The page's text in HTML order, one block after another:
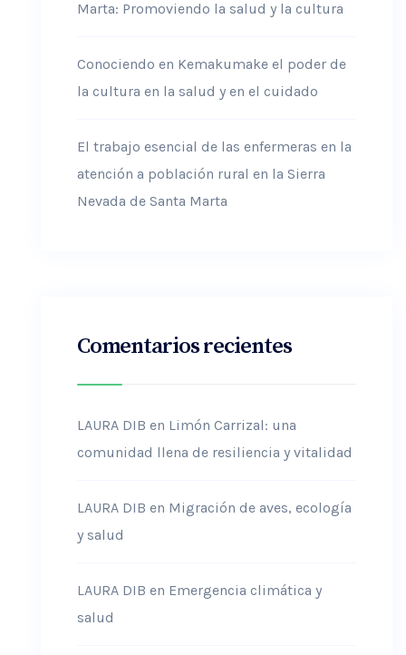
Marta: Promoviendo la salud y la cultura
Conociendo en Kemakumake el poder de
la cultura en la salud y en el cuidado
El trabajo esencial de las enfermeras en la
atención a población rural en la Sierra
Nevada de Santa Marta
Comentarios recientes
LAURA DIB en Limón Carrizal: una
comunidad llena de resiliencia y vitalidad
LAURA DIB en Migración de aves, ecología
y salud
LAURA DIB en Emergencia climática y
salud